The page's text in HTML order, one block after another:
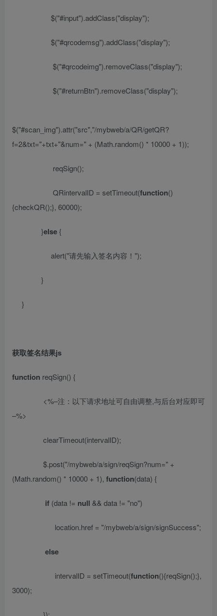
$("#input").addClass("display");
$("#qrcodemsg").addClass("display");
$("#qrcodeimg").removeClass("display");
$("#returnBtn").removeClass("display");
$("#scan_img").attr("src","/mybweb/a/QR/getQR?
f=2&txt="+txt+"&num=" + (Math.random() * 10000 + 1));
reqSign();
QRintervalID = setTimeout(function()
{checkQR();}, 60000);
}else {
alert("请先输入签名内容！ ");
}
}
获取签名结果js
function reqSign() {
<%–注：以下请求地址可自由调整,与后台对应即可
–%>
clearTimeout(intervalID);
$.post("/mybweb/a/sign/reqSign?num=" +
(Math.random() * 10000 + 1), function(data) {
if (data != null && data != "no")
location.href = "/mybweb/a/sign/signSuccess";
else
intervalID = setTimeout(function(){reqSign();},
3000);